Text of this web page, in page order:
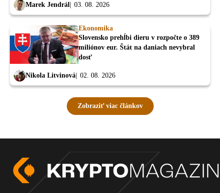
Marek Jendrál 03. 08. 2026
Ekonomika
Slovensko prehĺbi dieru v rozpočte o 389
miliónov eur. Štát na daniach nevybral
dosť
Nikola Litvinová 02. 08. 2026
Zobraziť viac článkov